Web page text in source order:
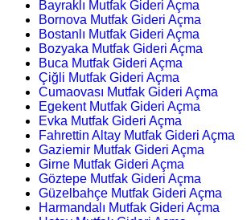
Bayraklı Mutfak Gideri Açma
Bornova Mutfak Gideri Açma
Bostanlı Mutfak Gideri Açma
Bozyaka Mutfak Gideri Açma
Buca Mutfak Gideri Açma
Çiğli Mutfak Gideri Açma
Cumaovası Mutfak Gideri Açma
Egekent Mutfak Gideri Açma
Evka Mutfak Gideri Açma
Fahrettin Altay Mutfak Gideri Açma
Gaziemir Mutfak Gideri Açma
Girne Mutfak Gideri Açma
Göztepe Mutfak Gideri Açma
Güzelbahçe Mutfak Gideri Açma
Harmandalı Mutfak Gideri Açma